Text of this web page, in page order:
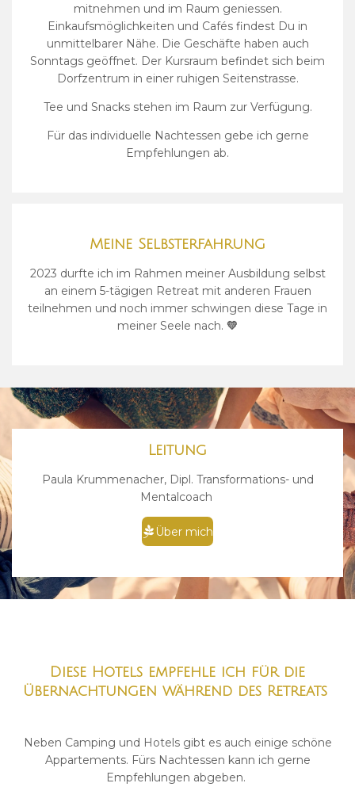
mitnehmen und im Raum geniessen.
Einkaufsmöglichkeiten und Cafés findest Du in
unmittelbarer Nähe. Die Geschäfte haben auch
Sonntags geöffnet. Der Kursraum befindet sich beim
Dorfzentrum in einer ruhigen Seitenstrasse.
Tee und Snacks stehen im Raum zur Verfügung.
Für das individuelle Nachtessen gebe ich gerne
Empfehlungen ab.
Meine Selbsterfahrung
2023 durfte ich im Rahmen meiner Ausbildung selbst
an einem 5-tägigen Retreat mit anderen Frauen
teilnehmen und noch immer schwingen diese Tage in
meiner Seele nach. 💛
Leitung
Paula Krummenacher, Dipl. Transformations- und
Mentalcoach
Über mich
Diese Hotels empfehle ich für die
Übernachtungen während des Retreats
Neben Camping und Hotels gibt es auch einige schöne
Appartements. Fürs Nachtessen kann ich gerne
Empfehlungen abgeben.